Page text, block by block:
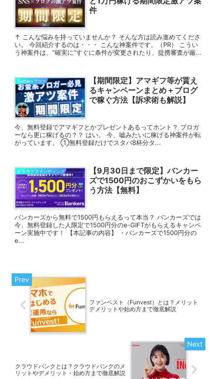
件
↑ こんな悩みを持っていませんか？ そんな方は読み進めてくださ
い。 今回紹介するのは・・・ こんな神案件です。（PR） こうい
う神案件は、“確実に“すぐに条件が変更されたり、提携審査が厳...
Twitter×ブログ
【期間限定】アマギフ等が貰え
るキャンペーンまとめ＋ブログ
で稼ぐ方法【訴求術も解説】
今、無料登録でアマギフとかプレゼントあるってホント？ ブロガ
ーなら更に稼げるの？？ はい。 今、嘘みたいに稼げる神案件が転
がっています。 ①無料登録だけでスタバ8杯分タ...
クラウドファンディング
【9月30日まで限定】バンカー
ズで1500円のおこずかいをもら
う方法【無料】
バンカーズから無料で1500円もらえるって本当？ バンカーズでは
今、無料登録した人限定で1500円分のe-GIFTがもらえるキャンペ
ーン実施中です！ 【本記事の内容】 ・バンカーズで1500円分の
e...
ファンベスト（Funvest）とは？メリット
デメリットや始め方まで徹底解説
クラウドバンクとは？クラウドバンクのメ
リットやデメリット・始め方まで徹底解説